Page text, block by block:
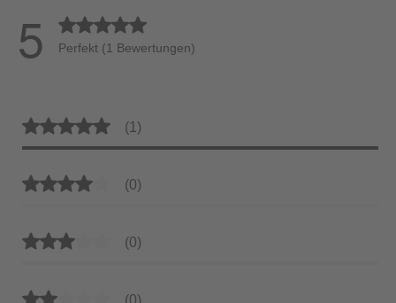
5 Durchschnittliche Bewertung von 5 von 5 Sternen
Perfekt (1 Bewertungen)
Durchschnittliche Bewertung von 5 von 5 Sternen
(1)
Durchschnittliche Bewertung von 4 von 5 Sternen
(0)
Durchschnittliche Bewertung von 3 von 5 Sternen
(0)
Durchschnittliche Bewertung von 2 von 5 Sternen
(0)